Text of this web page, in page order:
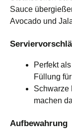
Sauce
Avocado und
Perfekt
Füllung
Schwarze
machen
Aufbewahrung